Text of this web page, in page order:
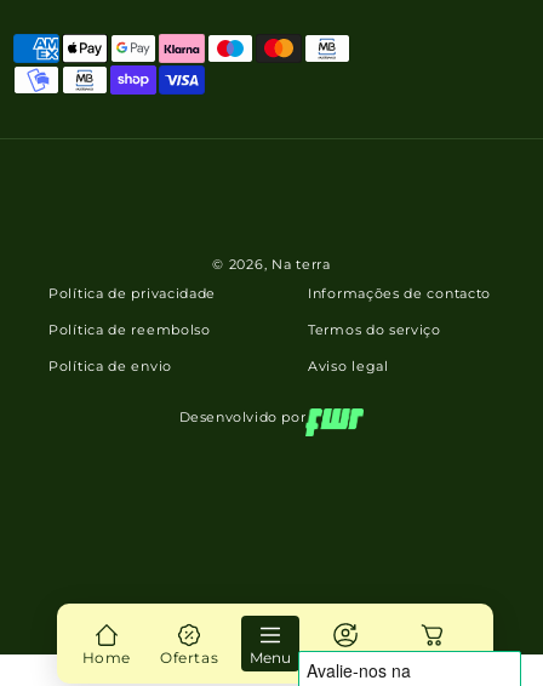
Home Ofertas Menu Login Carrinho
© 2026, Na terra
Política de privacidade
Informações de contacto
Política de reembolso Termos do serviço
Política de envio Aviso legal
Desenvolvido por